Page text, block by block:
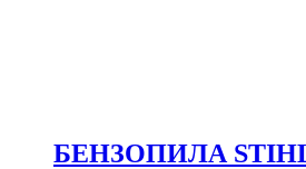
БЕНЗОПИЛА STIHL